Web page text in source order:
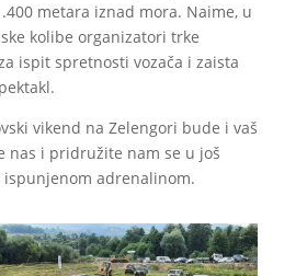
metara iznad mora. Naime, u
kolibe organizatori trke
ispit spretnosti vozača i zaista
vikend na Zelengori bude i vaš
nas i pridružite nam se u još
adrenalinom.